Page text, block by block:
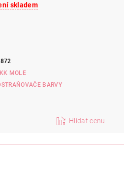
skladem
MOLE
BARVY
Hlídat cenu